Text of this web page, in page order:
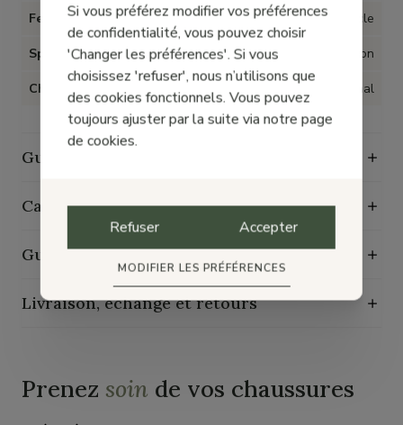
Fermeture Boucle
Spécial Hallux Valgus Non
Chaussant Normal
Guide des tailles
Caractéristiques de durabilité
Guide d'entretien
Livraison, échange et retours
Prenez soin de vos chaussures
Si vous préférez modifier vos préférences
de confidentialité, vous pouvez choisir
'Changer les préférences'. Si vous
choisissez 'refuser', nous n’utilisons que
des cookies fonctionnels. Vous pouvez
toujours ajuster par la suite via notre page
de cookies.
Refuser Accepter
MODIFIER LES PRÉFÉRENCES